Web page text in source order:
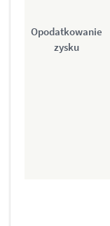
Opodatkowanie
zysku